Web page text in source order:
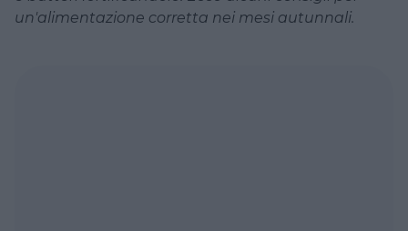
un'alimentazione corretta nei mesi autunnali.